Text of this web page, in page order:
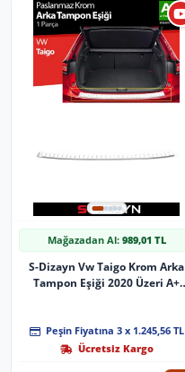
Mağazadan Al: 989,01 TL
S-Dizayn Vw Taigo Krom Arka
Tampon Eşiği 2020 Üzeri A+
Peşin Fiyatına 3 x 1.245,56 TL
Ücretsiz Kargo